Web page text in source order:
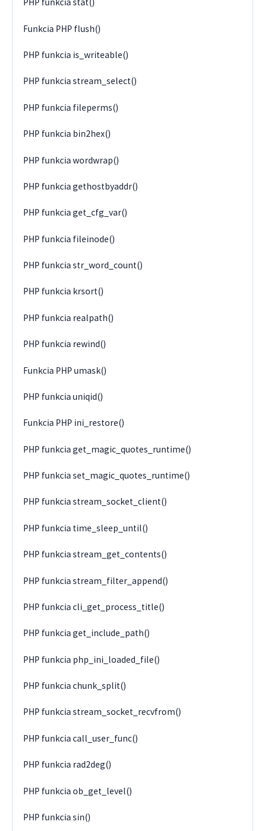
Funkcia PHP flush()
PHP funkcia is_writeable()
PHP funkcia stream_select()
PHP funkcia fileperms()
PHP funkcia bin2hex()
PHP funkcia wordwrap()
PHP funkcia gethostbyaddr()
PHP funkcia get_cfg_var()
PHP funkcia fileinode()
PHP funkcia str_word_count()
PHP funkcia krsort()
PHP funkcia realpath()
PHP funkcia rewind()
Funkcia PHP umask()
PHP funkcia uniqid()
Funkcia PHP ini_restore()
PHP funkcia get_magic_quotes_runtime()
PHP funkcia set_magic_quotes_runtime()
PHP funkcia stream_socket_client()
PHP funkcia time_sleep_until()
PHP funkcia stream_get_contents()
PHP funkcia stream_filter_append()
PHP funkcia cli_get_process_title()
PHP funkcia get_include_path()
PHP funkcia php_ini_loaded_file()
PHP funkcia chunk_split()
PHP funkcia stream_socket_recvfrom()
PHP funkcia call_user_func()
PHP funkcia rad2deg()
PHP funkcia ob_get_level()
PHP funkcia sin()